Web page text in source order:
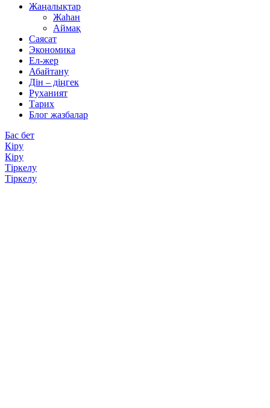
Жаңалықтар
Жаһан
Аймақ
Саясат
Экономика
Ел-жер
Абайтану
Дін – діңгек
Руханият
Тарих
Блог жазбалар
Бас бет
Кіру
Кіру
Тіркелу
Тіркелу